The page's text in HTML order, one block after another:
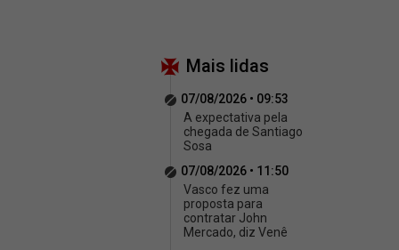
Mais lidas
07/08/2026 • 09:53
A expectativa pela
chegada de Santiago
Sosa
07/08/2026 • 11:50
Vasco fez uma
proposta para
contratar John
Mercado, diz Venê